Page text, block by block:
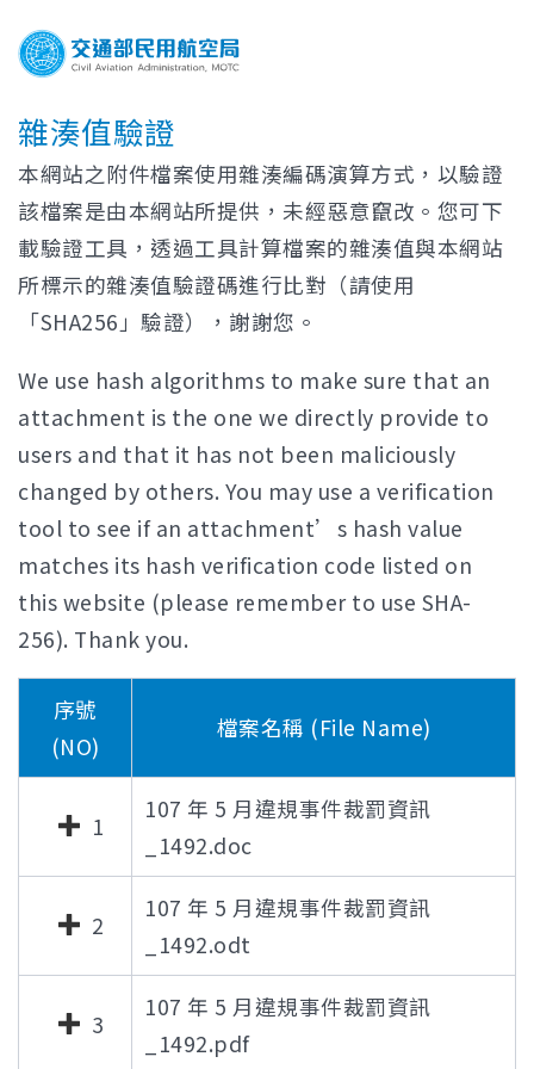
雜湊值驗證
本網站之附件檔案使用雜湊編碼演算方式，以驗證
該檔案是由本網站所提供，未經惡意竄改。您可下
載驗證工具，透過工具計算檔案的雜湊值與本網站
所標示的雜湊值驗證碼進行比對（請使用
「SHA256」驗證），謝謝您。
We use hash algorithms to make sure that an
attachment is the one we directly provide to
users and that it has not been maliciously
changed by others. You may use a verification
tool to see if an attachment’s hash value
matches its hash verification code listed on
this website (please remember to use SHA-
256). Thank you.
序號
(NO)
檔案名稱 (File Name)
1
107 年 5 月違規事件裁罰資訊
_1492.doc
2
107 年 5 月違規事件裁罰資訊
_1492.odt
3
107 年 5 月違規事件裁罰資訊
_1492.pdf